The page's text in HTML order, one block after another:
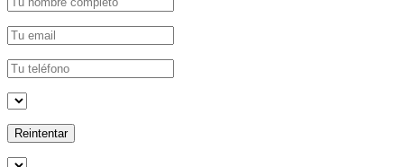
Reintentar